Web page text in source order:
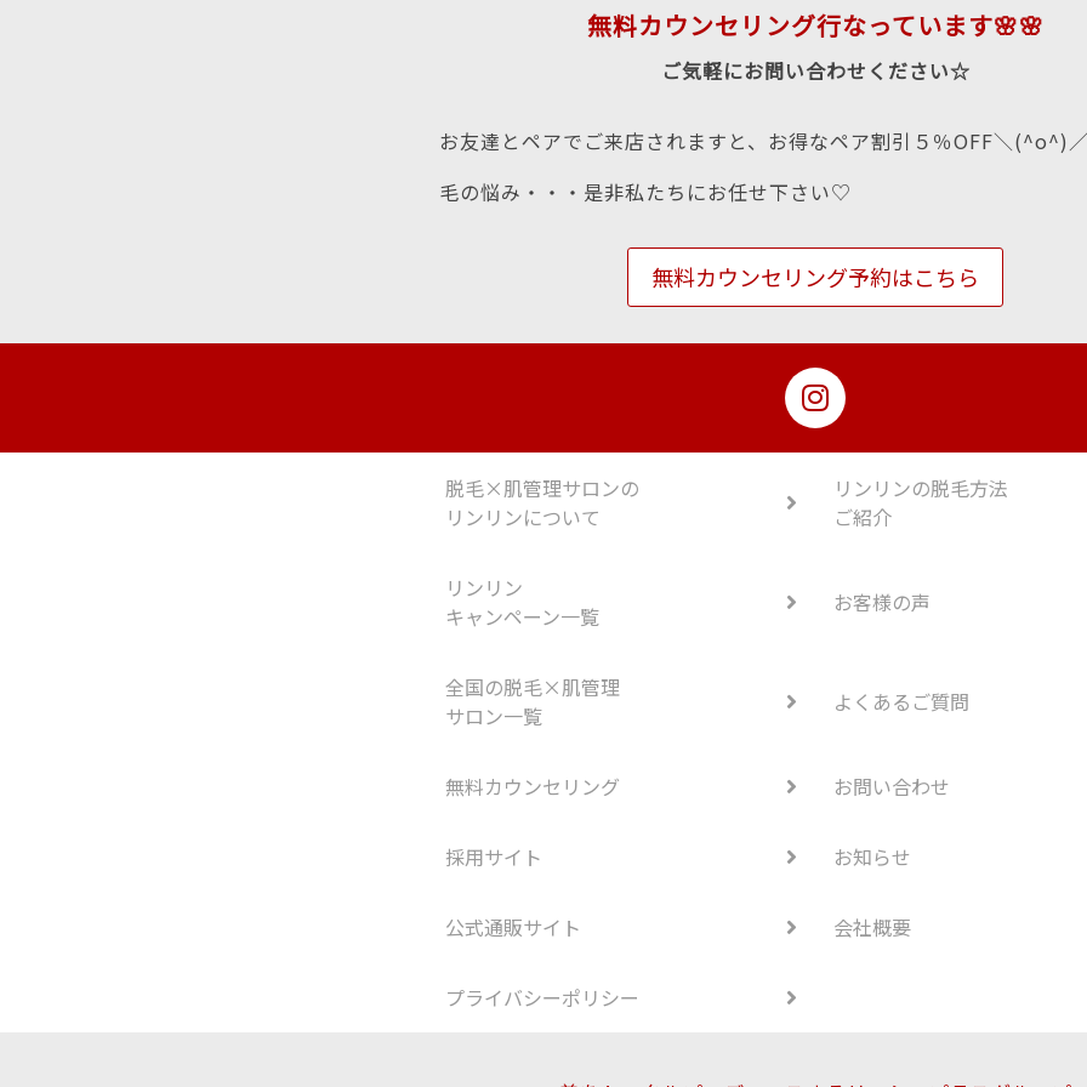
無料カウンセリング行なっています🌸🌸
ご気軽にお問い合わせください☆
お友達とペアでご来店されますと、お得なペア割引５％OFF＼(^o^)
毛の悩み・・・是非私たちにお任せ下さい♡
無料カウンセリング予約はこちら
脱毛×肌管理サロンの
リンリンについて
リンリンの脱毛方法
ご紹介
リンリン
キャンペーン一覧
お客様の声
全国の脱毛×肌管理
サロン一覧
よくあるご質問
無料カウンセリング お問い合わせ
採用サイト お知らせ
公式通販サイト 会社概要
プライバシーポリシー